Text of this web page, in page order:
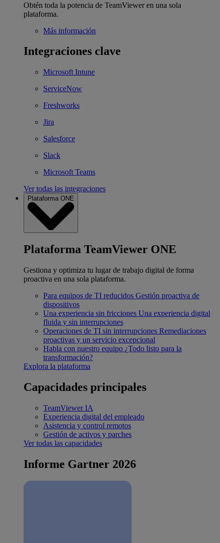
Obtén toda la potencia de TeamViewer en una sola
plataforma.
Más información
Integraciones clave
Microsoft Intune
ServiceNow
Freshworks
Jira
Salesforce
Slack
Microsoft Teams
Ver todas las integraciones
Plataforma ONE
Plataforma TeamViewer ONE
Gestiona y optimiza tu lugar de trabajo digital de forma
proactiva en una sola plataforma.
Para equipos de TI reducidos Gestión proactiva de
dispositivos
Una experiencia sin fricciones Una experiencia digital
fluida y sin interrupciones
Operaciones de TI sin interrupciones Remediaciones
proactivas y un servicio excepcional
Habla con nuestro equipo ¿Todo listo para la
transformación?
Explora la plataforma
Capacidades principales
TeamViewer IA
Experiencia digital del empleado
Asistencia y control remotos
Gestión de activos y parches
Ver todas las capacidades
Informe Gartner 2026